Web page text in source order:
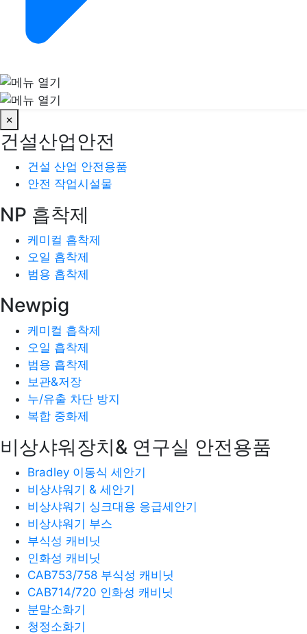
×
건설산업안전
건설 산업 안전용품
안전 작업시설물
NP 흡착제
케미컬 흡착제
오일 흡착제
범용 흡착제
Newpig
케미컬 흡착제
오일 흡착제
범용 흡착제
보관&저장
누/유출 차단 방지
복합 중화제
비상샤워장치& 연구실 안전용품
Bradley 이동식 세안기
비상샤워기 & 세안기
비상샤워기 싱크대용 응급세안기
비상샤워기 부스
부식성 캐비닛
인화성 캐비닛
CAB753/758 부식성 캐비닛
CAB714/720 인화성 캐비닛
분말소화기
청정소화기